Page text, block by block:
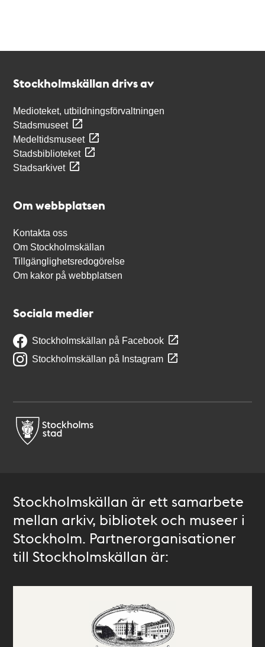
Stockholmskällan drivs av
Medioteket, utbildningsförvaltningen
Stadsmuseet
Medeltidsmuseet
Stadsbiblioteket
Stadsarkivet
Om webbplatsen
Kontakta oss
Om Stockholmskällan
Tillgänglighetsredogörelse
Om kakor på webbplatsen
Sociala medier
Stockholmskällan på Facebook
Stockholmskällan på Instagram
Stockholmskällan är ett samarbete
mellan arkiv, bibliotek och museer i
Stockholm. Partnerorganisationer
till Stockholmskällan är: